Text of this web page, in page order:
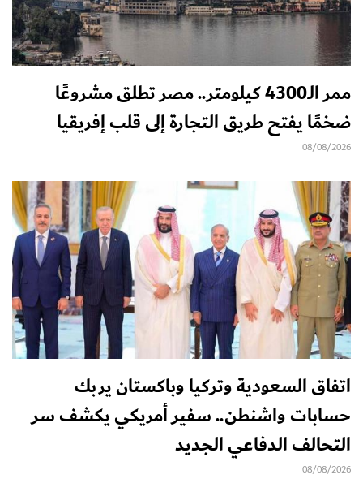
ممر الـ4300 كيلومتر.. مصر تطلق مشروعًا
ضخمًا يفتح طريق التجارة إلى قلب إفريقيا
08/08/2026
اتفاق السعودية وتركيا وباكستان يربك
حسابات واشنطن.. سفير أمريكي يكشف سر
التحالف الدفاعي الجديد
08/08/2026